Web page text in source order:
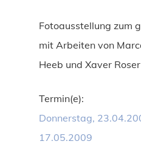
Fotoausstellung zum
mit Arbeiten von
Heeb und Xaver Roser
Termin(e):
Donnerstag,
17.05.2009